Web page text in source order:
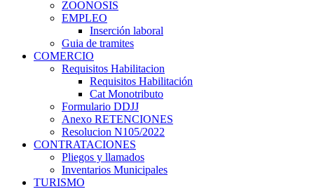
ZOONOSIS
EMPLEO
Inserción laboral
Guia de tramites
COMERCIO
Requisitos Habilitacion
Requisitos Habilitación
Cat Monotributo
Formulario DDJJ
Anexo RETENCIONES
Resolucion N105/2022
CONTRATACIONES
Pliegos y llamados
Inventarios Municipales
TURISMO